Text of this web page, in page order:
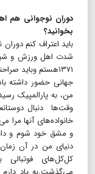
دوران نوجوانی هم
بخوانید؟
باید اعتراف کنم
شدت اهل ورزش و
۱۳۷۱هستم وباید
جهانی حضور داشته
من، به پارالمپیک
وقت‌ها دنبال
خانواده‌های آنها
و مشق خود شوم و
دنیای من در آن
کل‌کل‌های فوتبالی